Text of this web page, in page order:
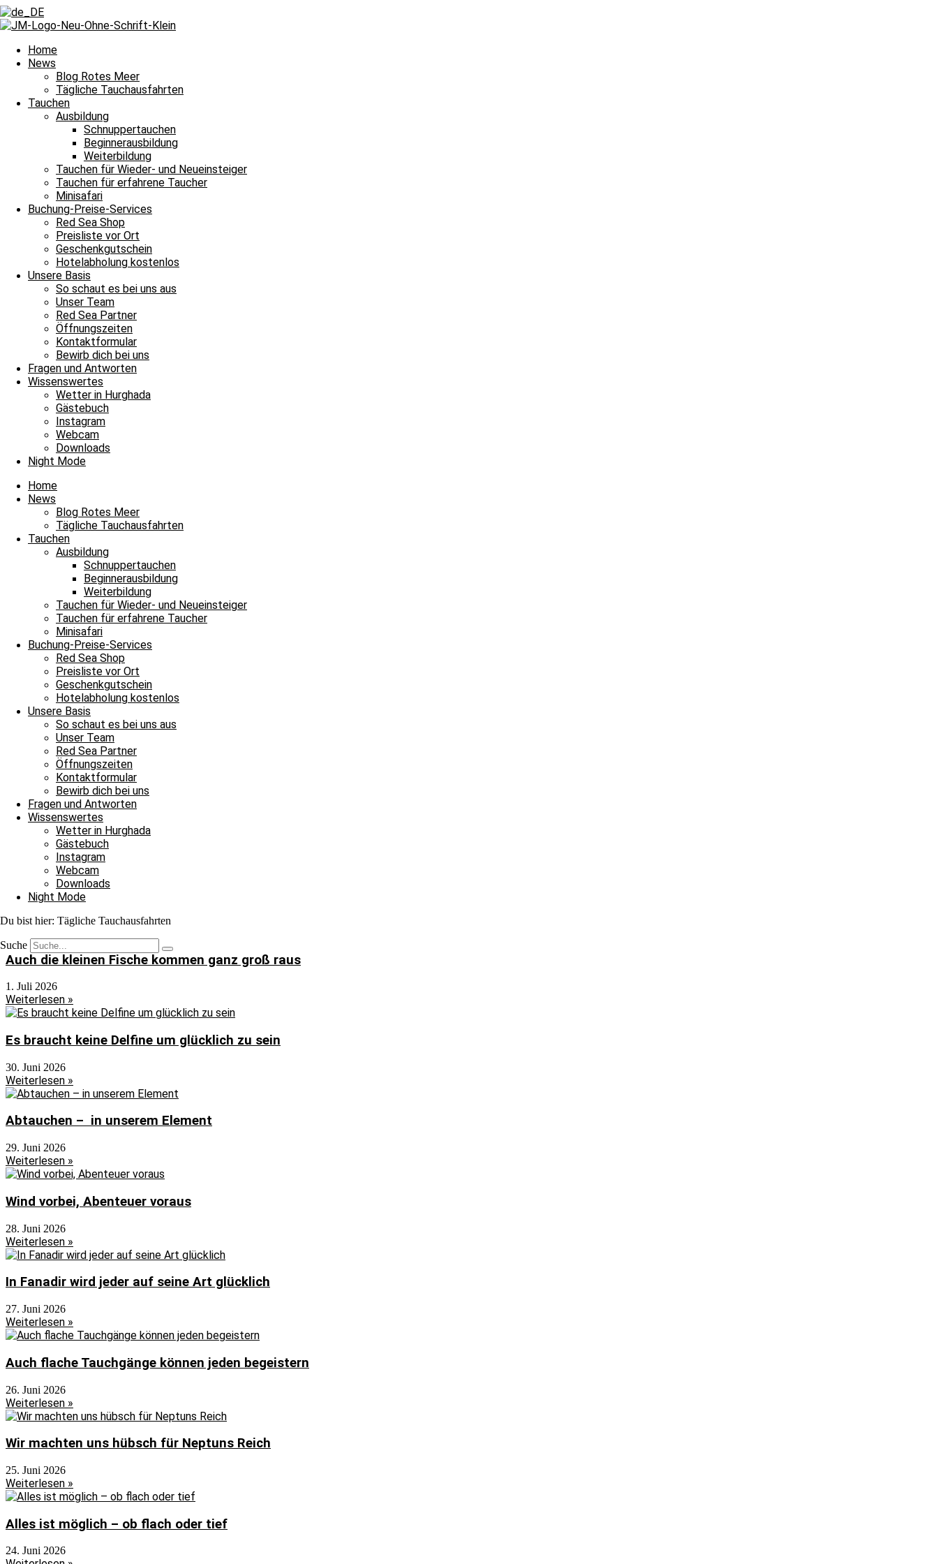
Home
News
Blog Rotes Meer
Tägliche Tauchausfahrten
Tauchen
Ausbildung
Schnuppertauchen
Beginnerausbildung
Weiterbildung
Tauchen für Wieder- und Neueinsteiger
Tauchen für erfahrene Taucher
Minisafari
Buchung-Preise-Services
Red Sea Shop
Preisliste vor Ort
Geschenkgutschein
Hotelabholung kostenlos
Unsere Basis
So schaut es bei uns aus
Unser Team
Red Sea Partner
Öffnungszeiten
Kontaktformular
Bewirb dich bei uns
Fragen und Antworten
Wissenswertes
Wetter in Hurghada
Gästebuch
Instagram
Webcam
Downloads
Night Mode
Home
News
Blog Rotes Meer
Tägliche Tauchausfahrten
Tauchen
Ausbildung
Schnuppertauchen
Beginnerausbildung
Weiterbildung
Tauchen für Wieder- und Neueinsteiger
Tauchen für erfahrene Taucher
Minisafari
Buchung-Preise-Services
Red Sea Shop
Preisliste vor Ort
Geschenkgutschein
Hotelabholung kostenlos
Unsere Basis
So schaut es bei uns aus
Unser Team
Red Sea Partner
Öffnungszeiten
Kontaktformular
Bewirb dich bei uns
Fragen und Antworten
Wissenswertes
Wetter in Hurghada
Gästebuch
Instagram
Webcam
Downloads
Night Mode
Du bist hier: Tägliche Tauchausfahrten
Suche
Tägliche Tauchausfahrten
Unsere Erlebnisse im Roten Meer
Archiv
Wir genossen den Wind auf der Fahrt in den Norden
4. Juli 2026
Weiterlesen »
Strahlende Augen hinter der Maske
3. Juli 2026
Weiterlesen »
Ein Tauchtag ganz nach unseren Wünschen
2. Juli 2026
Weiterlesen »
Auch die kleinen Fische kommen ganz groß raus
1. Juli 2026
Weiterlesen »
Es braucht keine Delfine um glücklich zu sein
30. Juni 2026
Weiterlesen »
Abtauchen – in unserem Element
29. Juni 2026
Weiterlesen »
Wind vorbei, Abenteuer voraus
28. Juni 2026
Weiterlesen »
In Fanadir wird jeder auf seine Art glücklich
27. Juni 2026
Weiterlesen »
Auch flache Tauchgänge können jeden begeistern
26. Juni 2026
Weiterlesen »
Wir machten uns hübsch für Neptuns Reich
25. Juni 2026
Weiterlesen »
Alles ist möglich – ob flach oder tief
24. Juni 2026